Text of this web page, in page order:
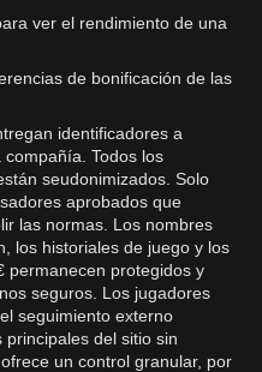
ver el rendimiento de una
de bonificación de las
identificadores a
Todos los
seudonimizados. Solo
aprobados que
las normas. Los nombres
los historiales de juego y los
permanecen protegidos y
seguros. Los jugadores
seguimiento externo
del sitio sin
un control granular, por